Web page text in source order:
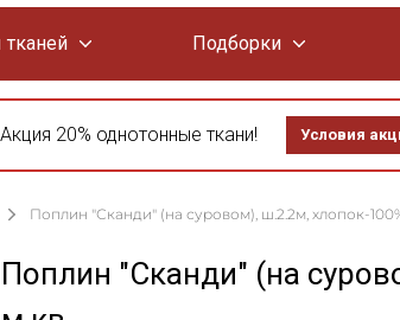
Подборки
Акция 20% однотонные ткани! Условия
Поплин "Сканди" (на суровом), ш.2.2м, хлопок-
Поплин "Сканди" (на